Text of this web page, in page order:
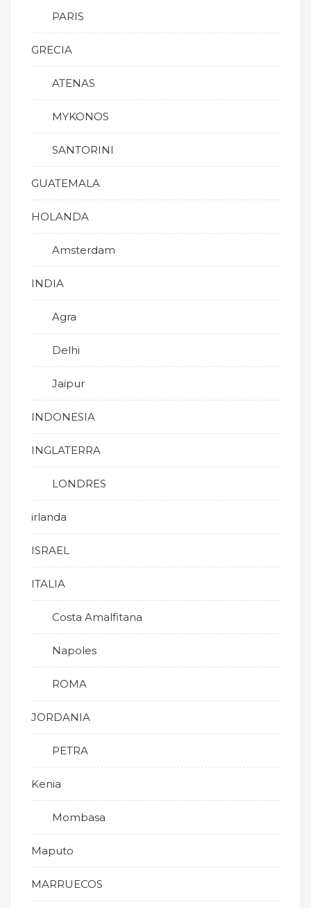
PARIS
GRECIA
ATENAS
MYKONOS
SANTORINI
GUATEMALA
HOLANDA
Amsterdam
INDIA
Agra
Delhi
Jaipur
INDONESIA
INGLATERRA
LONDRES
irlanda
ISRAEL
ITALIA
Costa Amalfitana
Napoles
ROMA
JORDANIA
PETRA
Kenia
Mombasa
Maputo
MARRUECOS